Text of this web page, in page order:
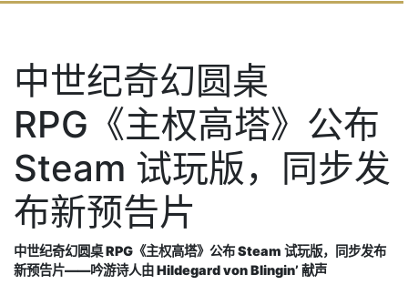
中世纪奇幻圆桌
RPG《主权高塔》公布
Steam 试玩版，同步发
布新预告片
中世纪奇幻圆桌 RPG《主权高塔》公布 Steam 试玩版，同步发布
新预告片——吟游诗人由 Hildegard von Blingin’ 献声